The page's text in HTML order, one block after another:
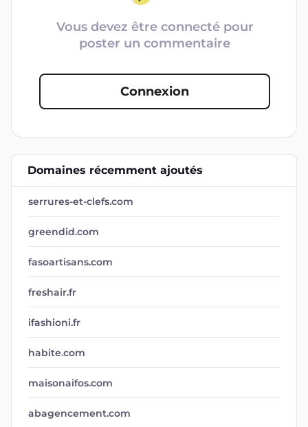
Vous devez être connecté pour
poster un commentaire
Connexion
Domaines récemment ajoutés
serrures-et-clefs.com
greendid.com
fasoartisans.com
freshair.fr
ifashioni.fr
habite.com
maisonaifos.com
abagencement.com